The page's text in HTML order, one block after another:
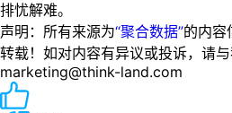
排忧解难。
声明：所有来源为“聚合数据”的内容
转载！如对内容有异议或投诉，请与
marketing@think-land.com